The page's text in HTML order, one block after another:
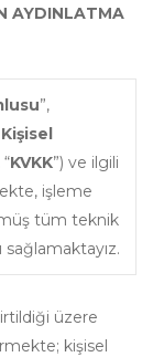
AYDINLATMA
”,
Kişisel
“KVKK”) ve ilgili
işleme
tüm teknik
üzere
kişisel